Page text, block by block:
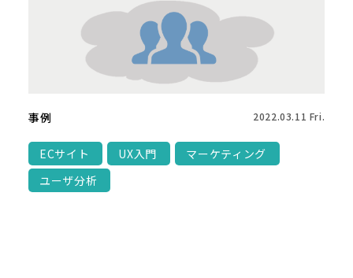
事例 2022.03.11 Fri.
ECサイト UX入門
マーケティング
ユーザ分析